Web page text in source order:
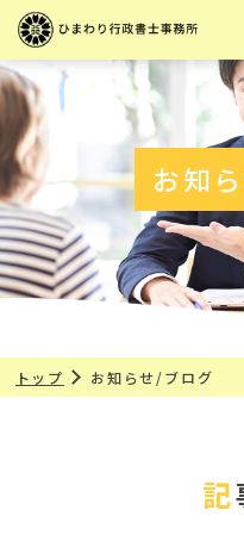
お知
トップ お知らせ/ブログ